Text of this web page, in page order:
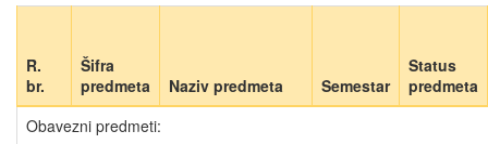
R.
br.
Šifra
predmeta
Naziv predmeta Semestar
Status
predmeta
Obavezni predmeti: